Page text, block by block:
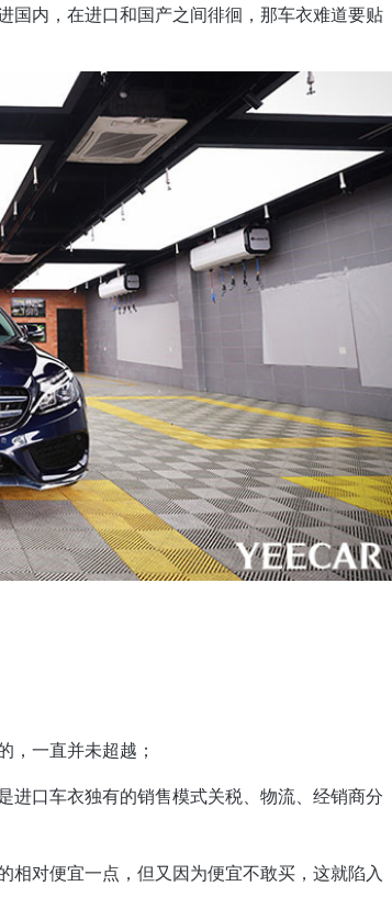
国内，在进口和国产之间徘徊，那车衣难道要贴
一直并未超越；
口车衣独有的销售模式关税、物流、经销商分
对便宜一点，但又因为便宜不敢买，这就陷入